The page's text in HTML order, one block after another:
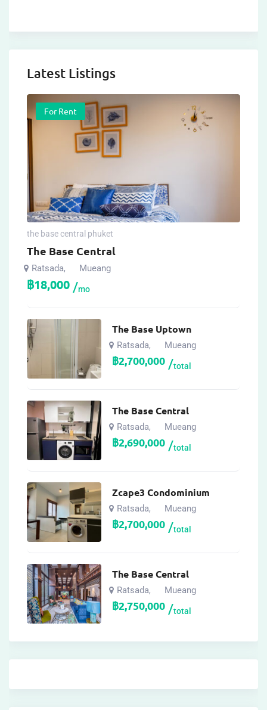
Latest Listings
For Rent
the base central phuket
The Base Central
Ratsada, Mueang
฿18,000 mo
The Base Uptown
Ratsada, Mueang
฿2,700,000 total
The Base Central
Ratsada, Mueang
฿2,690,000 total
Zcape3 Condominium
Ratsada, Mueang
฿2,700,000 total
The Base Central
Ratsada, Mueang
฿2,750,000 total